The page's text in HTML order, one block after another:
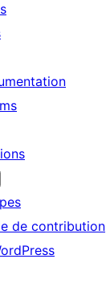
de contribution